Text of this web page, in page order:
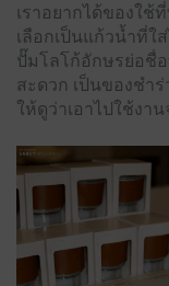
เราอยากได้ของใช้
เลือกเป็นแก้วน้ำที่ใ
ปั๊มโลโก้อักษรย่อชื่
สะดวก เป็นของชำ
ให้ดูว่าเอาไปใช้งา